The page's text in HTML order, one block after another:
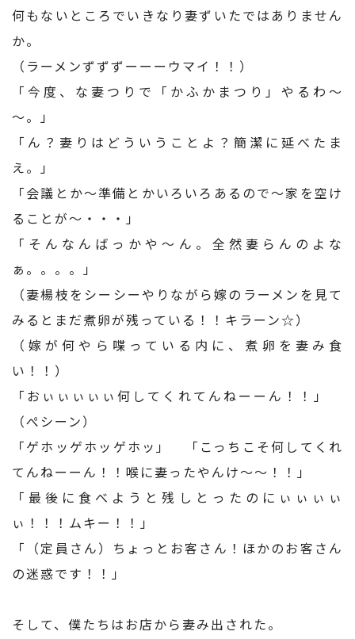
何もないところでいきなり妻ずいたではありません
か。
（ラーメンずずずーーーウマイ！！）
「今度、な妻つりで「かふかまつり」やるわ～
～。」
「ん？妻りはどういうことよ？簡潔に延べたま
え。」
「会議とか～準備とかいろいろあるので～家を空け
ることが～・・・」
「そんなんばっかや～ん。全然妻らんのよな
ぁ。。。。」
（妻楊枝をシーシーやりながら嫁のラーメンを見て
みるとまだ煮卵が残っている！！キラーン☆）
（嫁が何やら喋っている内に、煮卵を妻み食
い！！）
「おぃぃぃぃぃ何してくれてんねーーん！！」
（ぺシーン）
「ゲホッゲホッゲホッ」 「こっちこそ何してくれ
てんねーーん！！喉に妻ったやんけ～～！！」
「最後に食べようと残しとったのにぃぃぃぃ
ぃ！！！ムキー！！」
「（定員さん）ちょっとお客さん！ほかのお客さん
の迷惑です！！」
そして、僕たちはお店から妻み出された。